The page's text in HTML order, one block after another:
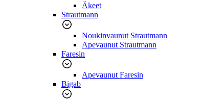
Äkeet
Strautmann
Noukinvaunut Strautmann
Apevaunut Strautmann
Faresin
Apevaunut Faresin
Bigab